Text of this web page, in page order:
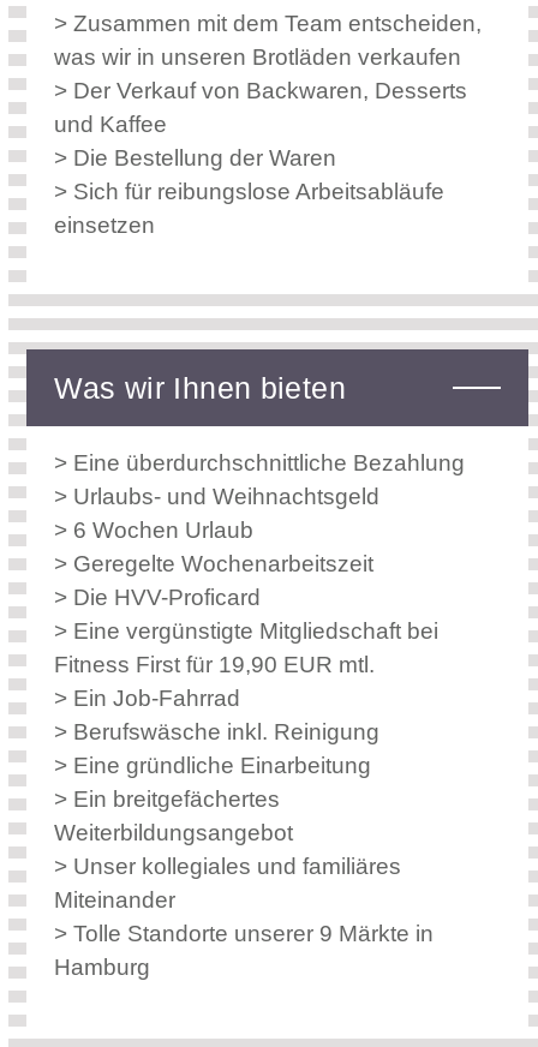
> Zusammen mit dem Team entscheiden,
was wir in unseren Brotläden verkaufen
> Der Verkauf von Backwaren, Desserts
und Kaffee
> Die Bestellung der Waren
> Sich für reibungslose Arbeitsabläufe
einsetzen
Was wir Ihnen bieten
> Eine überdurchschnittliche Bezahlung
> Urlaubs- und Weihnachtsgeld
> 6 Wochen Urlaub
> Geregelte Wochenarbeitszeit
> Die HVV-Proficard
> Eine vergünstigte Mitgliedschaft bei
Fitness First für 19,90 EUR mtl.
> Ein Job-Fahrrad
> Berufswäsche inkl. Reinigung
> Eine gründliche Einarbeitung
> Ein breitgefächertes
Weiterbildungsangebot
> Unser kollegiales und familiäres
Miteinander
> Tolle Standorte unserer 9 Märkte in
Hamburg